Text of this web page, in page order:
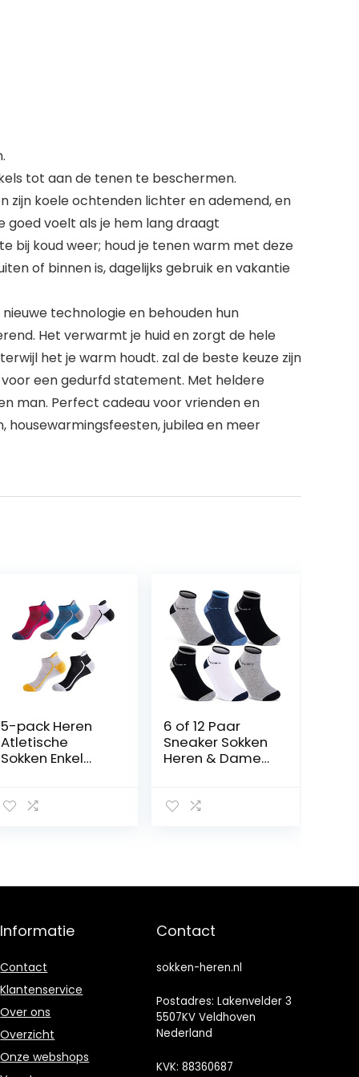
tot aan de tenen te beschermen.
zijn koele ochtenden lichter en ademend, en
voelt als je hem lang draagt
bij koud weer; houd je tenen warm met deze
of binnen is, dagelijks gebruik en vakantie
technologie en behouden hun
Het verwarmt je huid en zorgt de hele
het je warm houdt. zal de beste keuze zijn
een gedurfd statement. Met heldere
man. Perfect cadeau voor vrienden en
housewarmingsfeesten, jubilea en meer
5-pack Heren
Atletische
Sokken Enkel
Ademende
6 of 12 Paar
Sneaker Sokken
Heren & Dames
Katoen
Informatie
Contact
Klantenservice
Over ons
Overzicht
Onze webshops
Contact
sokken-heren.nl
Postadres: Lakenvelder 3
5507KV Veldhoven
Nederland
KVK: 88360687